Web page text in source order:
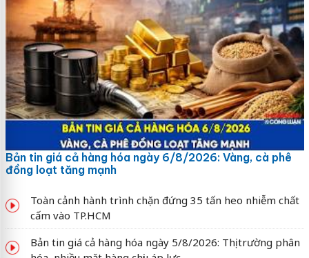
Bản tin giá cả hàng hóa ngày 6/8/2026: Vàng, cà phê
đồng loạt tăng mạnh
Toàn cảnh hành trình chặn đứng 35 tấn heo nhiễm chất
cấm vào TP.HCM
Bản tin giá cả hàng hóa ngày 5/8/2026: Thị trường phân